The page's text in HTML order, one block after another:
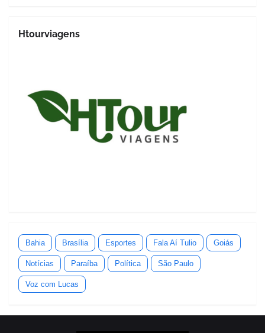
Htourviagens
Bahia Brasília Esportes Fala Aí Tulio Goiás
Notícias Paraíba Política São Paulo
Voz com Lucas